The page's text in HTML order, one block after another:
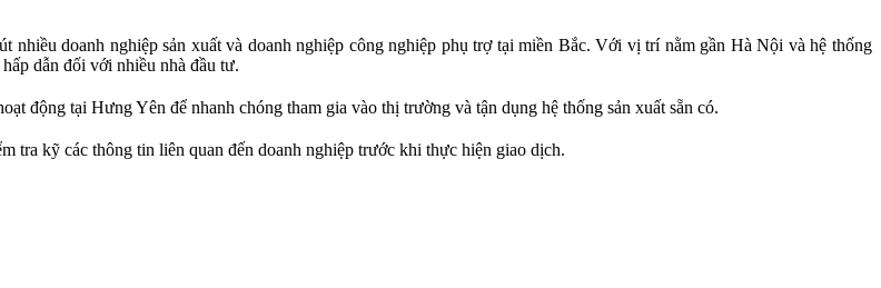
doanh nghiệp sản xuất và doanh nghiệp công nghiệp phụ trợ tại miền Bắc. Với vị trí nằm gần Hà Nội và hệ thống
dẫn đối với nhiều nhà đầu tư.
động tại Hưng Yên để nhanh chóng tham gia vào thị trường và tận dụng hệ thống sản xuất sẵn có.
tra kỹ các thông tin liên quan đến doanh nghiệp trước khi thực hiện giao dịch.